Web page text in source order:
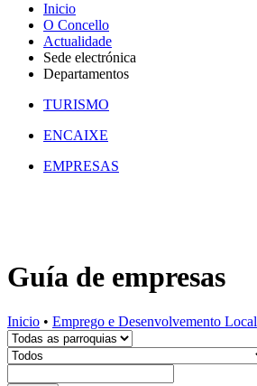
Inicio
O Concello
Actualidade
Sede electrónica
Departamentos
TURISMO
ENCAIXE
EMPRESAS
Guía de empresas
Inicio • Emprego e Desenvolvemento Local